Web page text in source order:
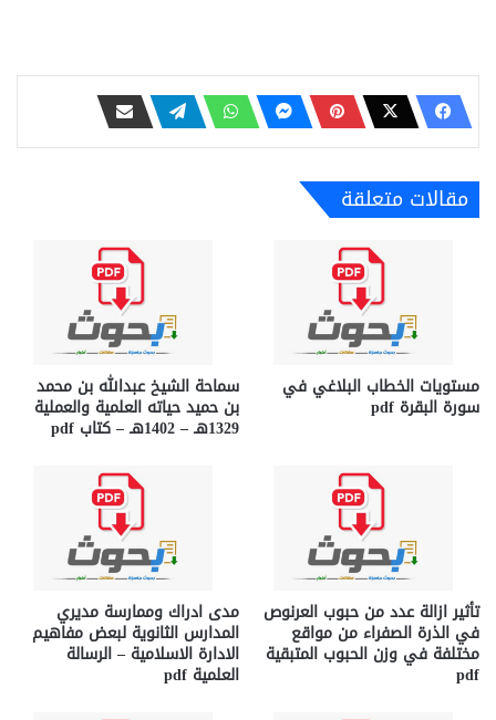
مقالات متعلقة
مستويات الخطاب البلاغي في
سورة البقرة pdf
سماحة الشيخ عبدالله بن محمد
بن حميد حياته العلمية والعملية
1329هـ – 1402هـ – كتاب pdf
تأثير ازالة عدد من حبوب العرنوص
في الذرة الصفراء من مواقع
مختلفة في وزن الحبوب المتبقية
pdf
مدى ادراك وممارسة مديري
المدارس الثانوية لبعض مفاهيم
الادارة الاسلامية – الرسالة
العلمية pdf